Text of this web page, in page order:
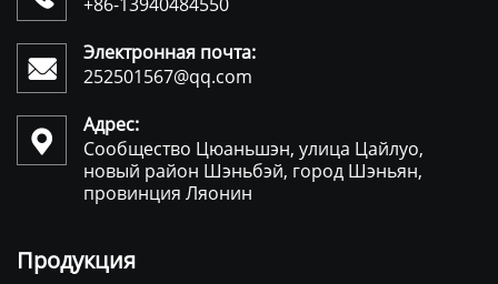

Электронная почта:
252501567@qq.com

Адрес:
Сообщество Цюаньшэн, улица Цайлуо,
новый район Шэньбэй, город Шэньян,
провинция Ляонин
Продукция